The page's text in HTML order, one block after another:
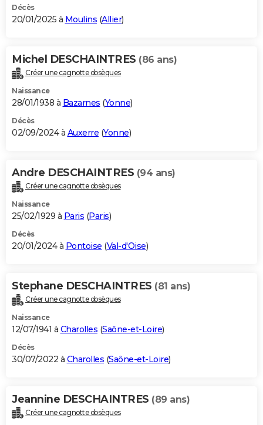
BONS PLANS
Carte de Noël
Carte Bonne année
Carte Saint-Valentin
Carte Pâques
Carte d'anniversaire
DICTIONNAIRE
Dictionnaire
Biographies
Citations
Expressions
Proverbes
PROGRAMME TV
S'inscrire
Se connecter
Lycées
Collèges
Primaires
Universités
Entreprises
Service militaire
Avis de recherche
AVIS DE DÉCÈS
Bricolage
Lifestyle
Culture
Sport
Auto
Television
Voyage
Cinema
Décès
20/01/2025 à Moulins (Allier)
Michel DESCHAINTRES (86 ans)
Créer une cagnotte obsèques
Naissance
28/01/1938 à Bazarnes (Yonne)
Décès
02/09/2024 à Auxerre (Yonne)
Andre DESCHAINTRES (94 ans)
Créer une cagnotte obsèques
Naissance
25/02/1929 à Paris (Paris)
Décès
20/01/2024 à Pontoise (Val-d'Oise)
Stephane DESCHAINTRES (81 ans)
Créer une cagnotte obsèques
Naissance
12/07/1941 à Charolles (Saône-et-Loire)
Décès
30/07/2022 à Charolles (Saône-et-Loire)
Jeannine DESCHAINTRES (89 ans)
Créer une cagnotte obsèques